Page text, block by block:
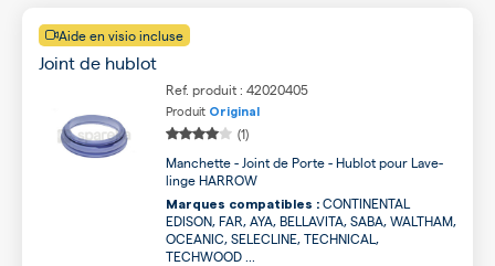
Aide en visio incluse
Joint de hublot
Ref. produit : 42020405
Produit Original
(1)
Manchette - Joint de Porte - Hublot pour Lave-
linge HARROW
Marques compatibles : CONTINENTAL
EDISON, FAR, AYA, BELLAVITA, SABA, WALTHAM,
OCEANIC, SELECLINE, TECHNICAL,
TECHWOOD ...